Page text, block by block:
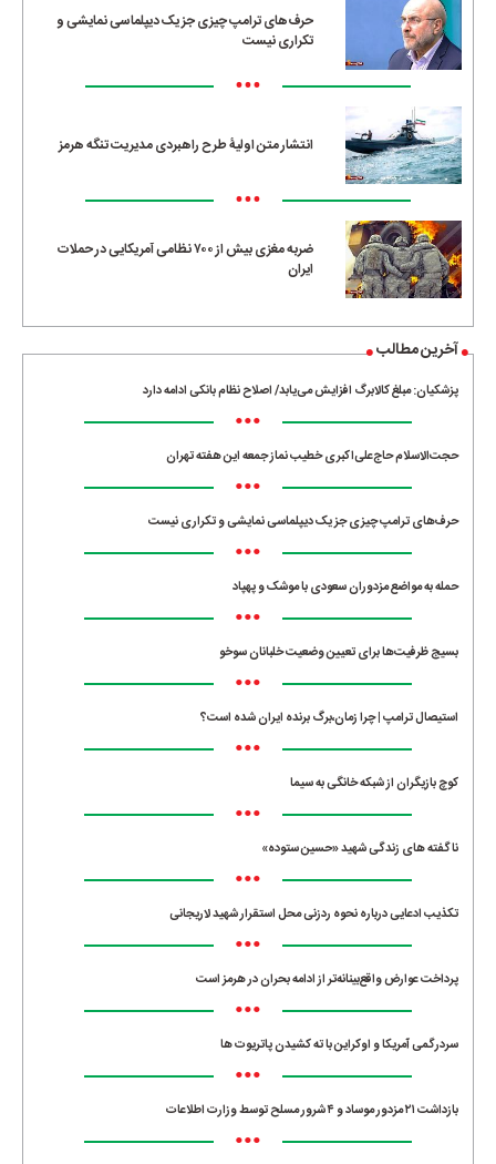
حرف‌های ترامپ چیزی جز یک دیپلماسی نمایشی و
تکراری نیست
•••
انتشار متن اولیۀ طرح راهبردی مدیریت تنگه هرمز
•••
ضربه مغزی بیش از ۷۰۰ نظامی آمریکایی در حملات
ایران
آخرین مطالب
پزشکیان: مبلغ کالابرگ افزایش می‌یابد/ اصلاح نظام بانکی ادامه دارد
•••
حجت‌الاسلام حاج‌علی‌اکبری خطیب نماز جمعه این هفته تهران
•••
حرف‌های ترامپ چیزی جز یک دیپلماسی نمایشی و تکراری نیست
•••
حمله به مواضع مزدوران سعودی با موشک و پهپاد
•••
بسیج ظرفیت‌ها برای تعیین وضعیت خلبانان سوخو
•••
استیصال ترامپ | چرا زمان،برگ برنده ایران شده است؟
•••
کوچ بازیگران از شبکه خانگی به سیما
•••
ناگفته های زندگی شهید «حسین ستوده»
•••
تکذیب ادعایی درباره نحوه ردزنی محل استقرار شهید لاریجانی
•••
پرداخت عوارض واقع‌بینانه‌تر از ادامه بحران در هرمز است
•••
سردرگمی آمریکا و اوکراین با ته کشیدن پاتریوت ها
•••
بازداشت ۲۱ مزدور موساد و ۴ شرور مسلح توسط وزارت اطلاعات
•••